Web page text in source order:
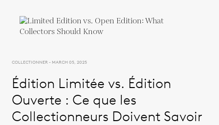
COLLECTIONNER - MARCH 05, 2025
Édition Limitée vs. Édition
Ouverte : Ce que les
Collectionneurs Doivent Savoir